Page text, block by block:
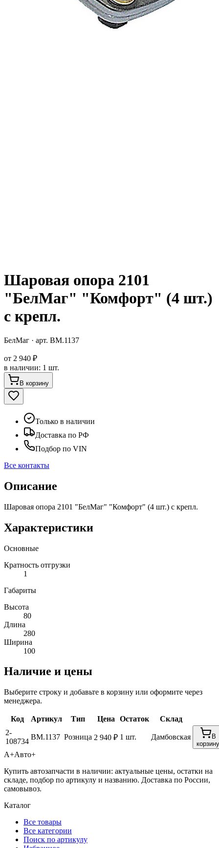
Шаровая опора 2101
"БелМаг" "Комфорт" (4 шт.)
с крепл.
БелМаг · арт. BM.1137
от 2 940 ₽
в наличии: 1 шт.
В корзину
Только в наличии
Доставка по РФ
Подбор по VIN
Все контакты
Описание
Шаровая опора 2101 "БелМаг" "Комфорт" (4 шт.) с крепл.
Характеристики
Основные
Кратность отгрузки
1
Габариты
Высота
80
Длина
280
Ширина
100
Наличие и цены
Выберите строку и добавьте в корзину или оформите через
менеджера.
Код Артикул Тип Цена Остаток
Склад
2-
108734
BM.1137 Розница 2 940 ₽ 1 шт. Дамбовская
В
корзину
А+Авто+
Купить автозапчасти в наличии: актуальные цены, остатки на
складе, подбор по артикулу и названию. Доставка по России,
самовывоз.
Каталог
Все товары
Все категории
Поиск по артикулу